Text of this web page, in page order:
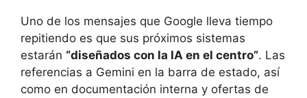
Uno de los mensajes que Google lleva tiempo
repitiendo es que sus próximos sistemas
estarán “diseñados con la IA en el centro”. Las
referencias a Gemini en la barra de estado, así
como en documentación interna y ofertas de